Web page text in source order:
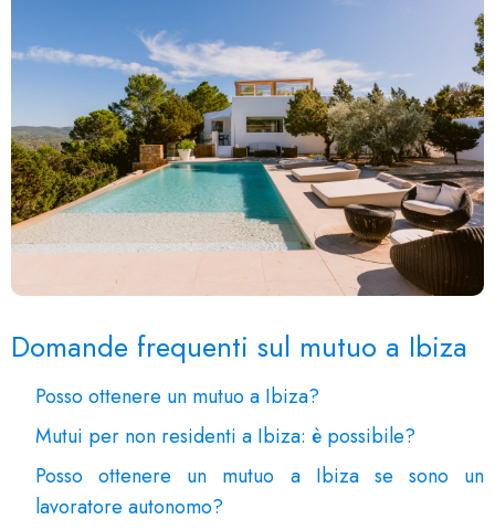
Domande frequenti sul mutuo a Ibiza
Posso ottenere un mutuo a Ibiza?
Mutui per non residenti a Ibiza: è possibile?
Posso ottenere un mutuo a Ibiza se sono un
lavoratore autonomo?